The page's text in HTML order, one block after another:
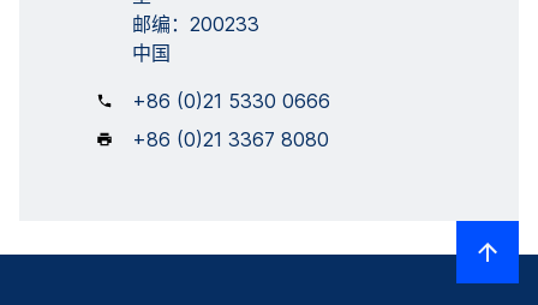
邮编：200233
中国
+86 (0)21 5330 0666
+86 (0)21 3367 8080